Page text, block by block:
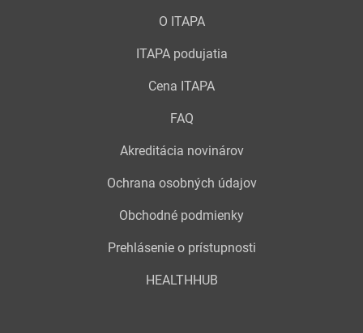
O ITAPA
ITAPA podujatia
Cena ITAPA
FAQ
Akreditácia novinárov
Ochrana osobných údajov
Obchodné podmienky
Prehlásenie o prístupnosti
HEALTHHUB